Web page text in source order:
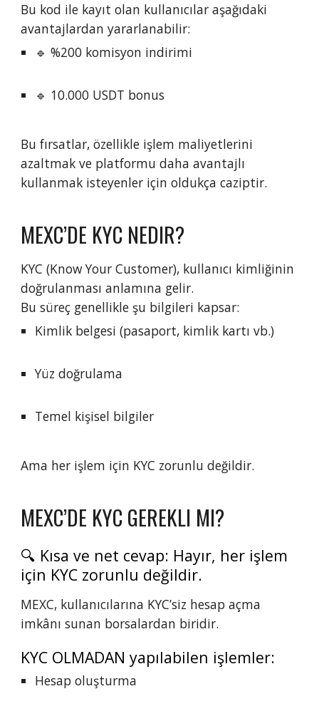
Bu kod ile kayıt olan kullanıcılar aşağıdaki
avantajlardan yararlanabilir:
🔹 %200 komisyon indirimi
🔹 10.000 USDT bonus
Bu fırsatlar, özellikle işlem maliyetlerini
azaltmak ve platformu daha avantajlı
kullanmak isteyenler için oldukça caziptir.
MEXC’DE KYC NEDIR?
KYC (Know Your Customer), kullanıcı kimliğinin
doğrulanması anlamına gelir.
Bu süreç genellikle şu bilgileri kapsar:
Kimlik belgesi (pasaport, kimlik kartı vb.)
Yüz doğrulama
Temel kişisel bilgiler
Ama her işlem için KYC zorunlu değildir.
MEXC’DE KYC GEREKLI MI?
🔍 Kısa ve net cevap: Hayır, her işlem
için KYC zorunlu değildir.
MEXC, kullanıcılarına KYC’siz hesap açma
imkânı sunan borsalardan biridir.
KYC OLMADAN yapılabilen işlemler:
Hesap oluşturma